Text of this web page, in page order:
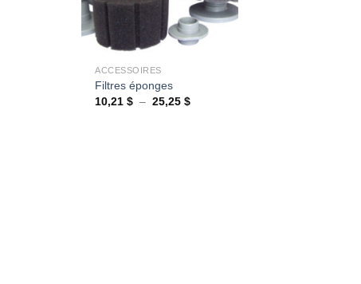
ACCESSOIRES
Filtres éponges
10,21$ – 25,25$Plage